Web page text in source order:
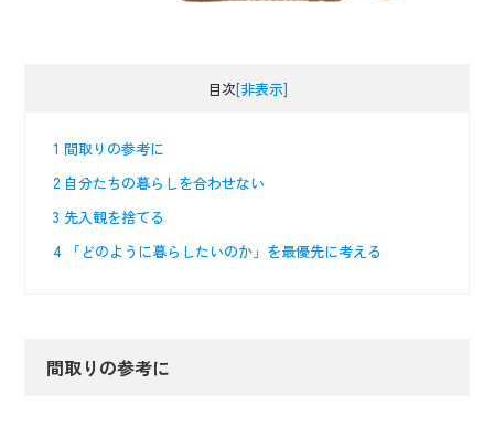
目次[非表示]
1 間取りの参考に
2 自分たちの暮らしを合わせない
3 先入観を捨てる
4 「どのように暮らしたいのか」を最優先に考える
間取りの参考に